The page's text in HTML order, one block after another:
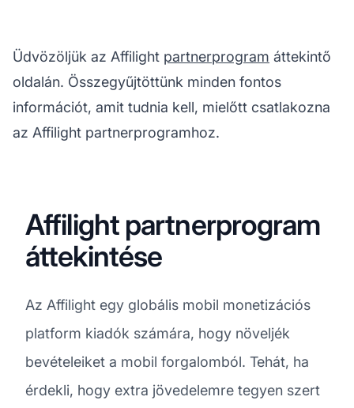
Üdvözöljük az Affilight partnerprogram áttekintő
oldalán. Összegyűjtöttünk minden fontos
információt, amit tudnia kell, mielőtt csatlakozna
az Affilight partnerprogramhoz.
Affilight partnerprogram
áttekintése
Az Affilight egy globális mobil monetizációs
platform kiadók számára, hogy növeljék
bevételeiket a mobil forgalomból. Tehát, ha
érdekli, hogy extra jövedelemre tegyen szert